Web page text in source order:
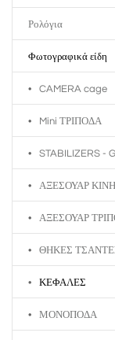
Ρολόγια
Φωτογραφικά είδη
CAMERA cage
Mini ΤΡΙΠΟΔΑ
STABILIZERS -
ΑΞΕΣΟΥΑΡ
ΑΞΕΣΟΥΑΡ
ΘΗΚΕΣ
ΚΕΦΑΛΕΣ
ΜΟΝΟΠΟΔΑ